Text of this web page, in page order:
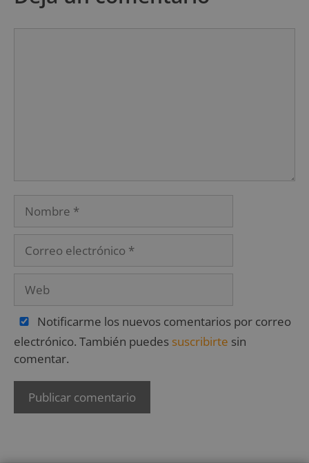
Notificarme los nuevos comentarios por correo
electrónico. También puedes suscribirte sin
comentar.